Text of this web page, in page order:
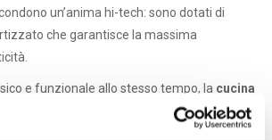
un’anima hi-tech: sono dotati di
che garantisce la massima
e funzionale allo stesso tempo, la cucina